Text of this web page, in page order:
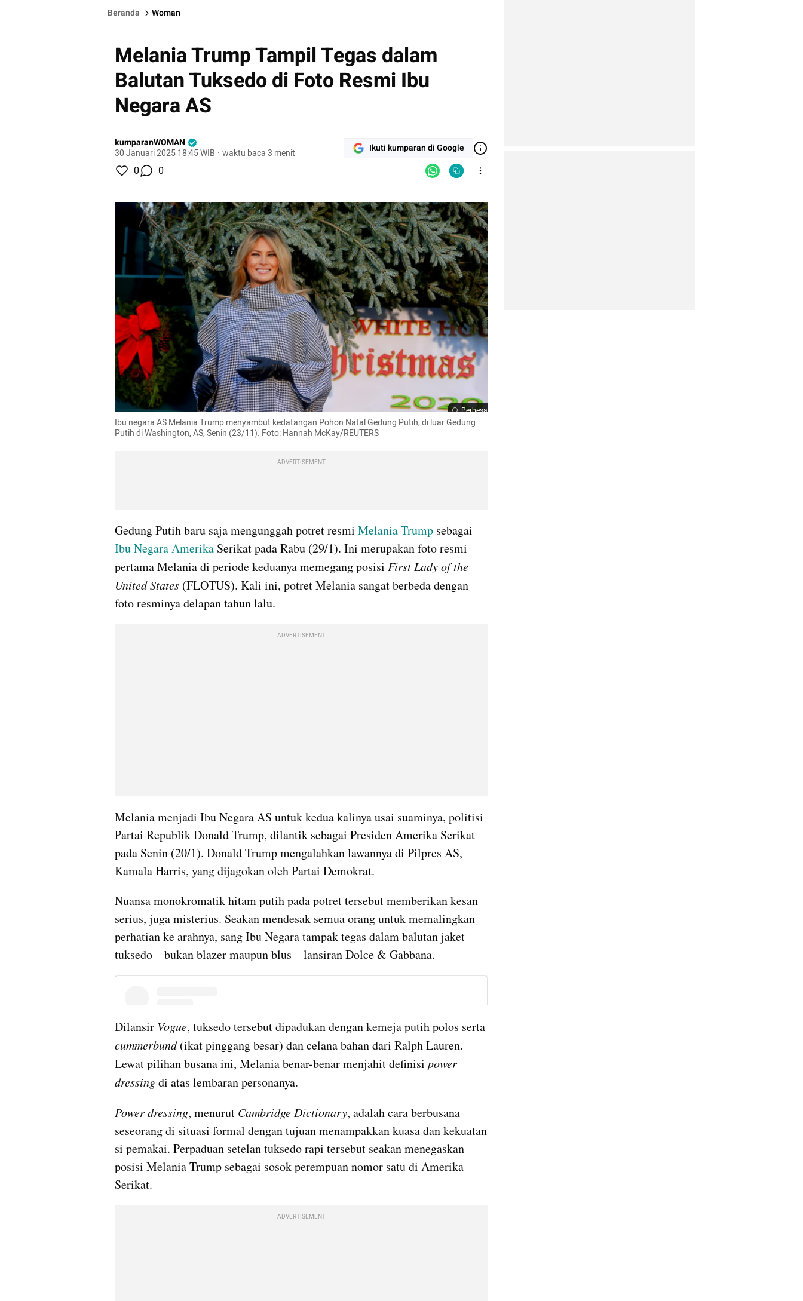
Beranda Woman
Melania Trump Tampil Tegas dalam
Balutan Tuksedo di Foto Resmi Ibu
Negara AS
kumparanWOMAN
30 Januari 2025 18:45 WIB · waktu baca 3 menit Ikuti kumparan di Google
0 0
Perbesar
Ibu negara AS Melania Trump menyambut kedatangan Pohon Natal Gedung Putih, di luar Gedung
Putih di Washington, AS, Senin (23/11). Foto: Hannah McKay/REUTERS
ADVERTISEMENT
Gedung Putih baru saja mengunggah potret resmi Melania Trump
Ibu Negara Amerika Serikat pada Rabu (29/1). Ini merupakan foto resmi
pertama Melania di periode keduanya memegang posisi First Lady of the
United States (FLOTUS). Kali ini, potret Melania sangat berbeda dengan
foto resminya delapan tahun lalu.
ADVERTISEMENT
Melania menjadi Ibu Negara AS untuk kedua kalinya usai suaminya, politisi
Partai Republik Donald Trump, dilantik sebagai Presiden Amerika Serikat
pada Senin (20/1). Donald Trump mengalahkan lawannya di Pilpres AS,
Kamala Harris, yang dijagokan oleh Partai Demokrat.
Nuansa monokromatik hitam putih pada potret tersebut memberikan kesan
serius, juga misterius. Seakan mendesak semua orang untuk memalingkan
perhatian ke arahnya, sang Ibu Negara tampak tegas dalam balutan jaket
tuksedo—bukan blazer maupun blus—lansiran Dolce & Gabbana.
Dilansir Vogue
cummerbund (ikat pinggang besar) dan celana bahan dari Ralph Lauren.
Lewat pilihan busana ini, Melania benar-benar menjahit definisi power
dressing di atas lembaran personanya.
Power dressing, menurut Cambridge Dictionary, adalah cara berbusana
seseorang di situasi formal dengan tujuan menampakkan kuasa dan kekuatan
si pemakai. Perpaduan setelan tuksedo rapi tersebut seakan menegaskan
posisi Melania Trump sebagai sosok perempuan nomor satu di Amerika
Serikat.
ADVERTISEMENT